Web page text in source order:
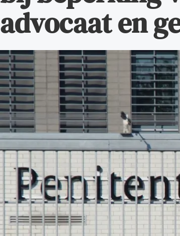
advocaat en
Alle wet- en
Advocatenwet tot
(Voda) en de